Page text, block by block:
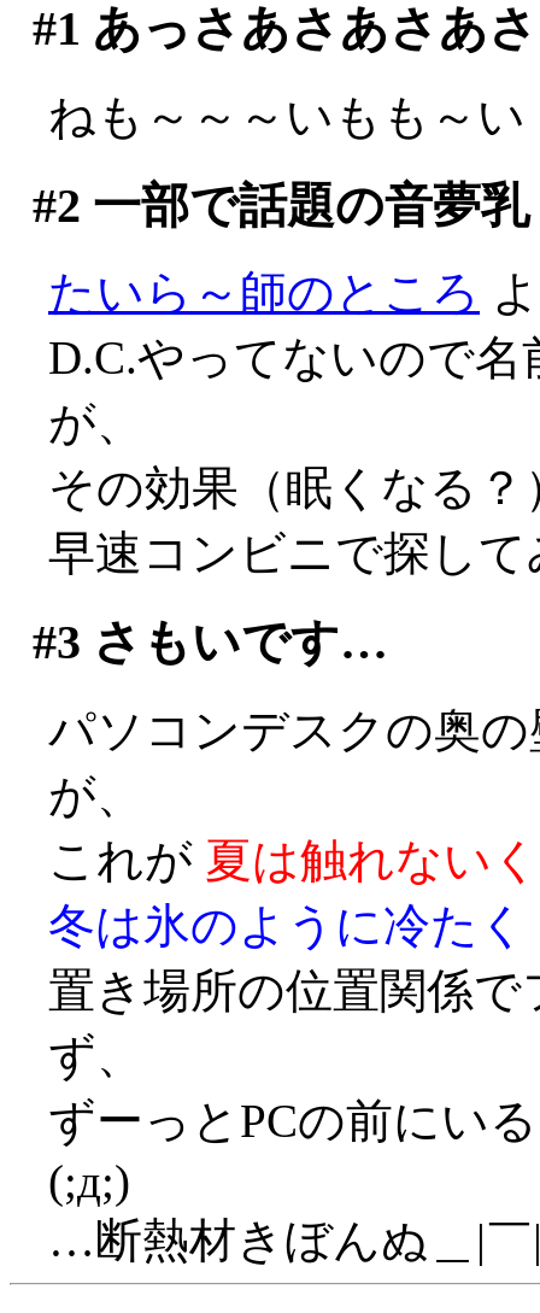
#1 あっさあさあさあさ
ねも～～～いもも～い
#2 一部で話題の音夢乳
たいら～師のところ
D.C.やってないので
が、
その効果（眠くなる
早速コンビニで探し
#3 さもいです…
パソコンデスクの奥
が、
これが 夏は触れない
冬は氷のように冷たく
置き場所の位置関係
ず、
ずーっとPCの前にい
(;д;)
…断熱材きぼんぬ＿|